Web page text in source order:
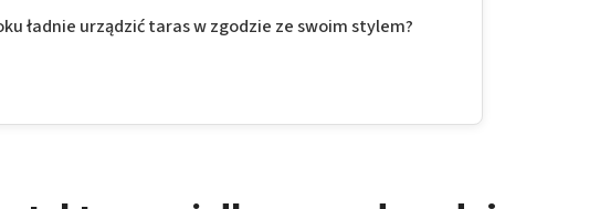
ładnie urządzić taras w zgodzie ze swoim stylem?